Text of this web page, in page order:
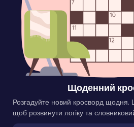
Щоденний
Розгадуйте новий кросворд щодня.
щоб розвинути логіку та